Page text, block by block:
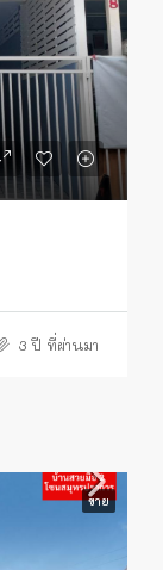
3 ปี ที่ผ่านมา
ขาย